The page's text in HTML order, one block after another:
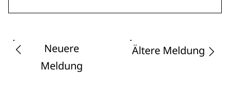
Neuere
Meldung
Ältere Meldung